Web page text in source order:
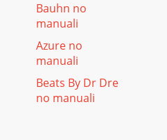
Bauhn no
manuali
Azure no
manuali
Beats By Dr Dre
no manuali